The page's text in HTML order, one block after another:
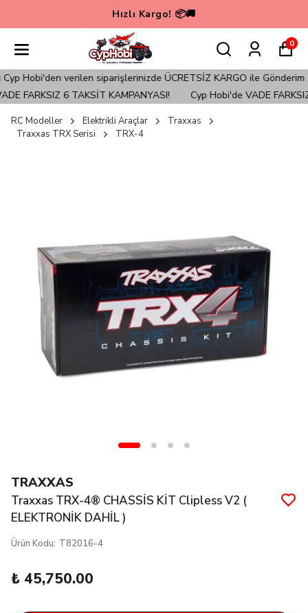
Hızlı Kargo! 📦🚚
0
verilen siparişlerinizde ÜCRETSİZ KARGO ile Gönderim
FARKSIZ 6 TAKSİT KAMPANYASI!
Cyp Hobi'de VADE FARKSIZ
RC Modeller Elektrikli Araçlar
Traxxas
Traxxas TRX Serisi
TRX-4
TRAXXAS
Traxxas TRX-4® CHASSİS KİT Clipless V2 (
ELEKTRONİK DAHİL )
Ürün Kodu: T82016-4
₺ 45,750.00